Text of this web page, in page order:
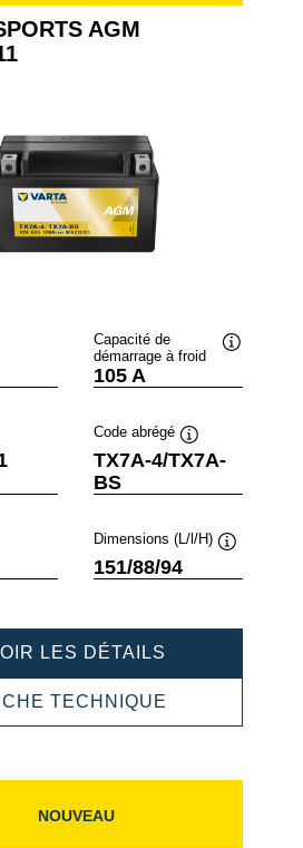
AGM
Capacité de
démarrage à froid
105 A
Code abrégé
Infobulle
TX7A-4/TX7A-
BS
Dimensions (L/l/H)
151/88/94
LES DÉTAILS
506015011
TECHNIQUE
NOUVEAU